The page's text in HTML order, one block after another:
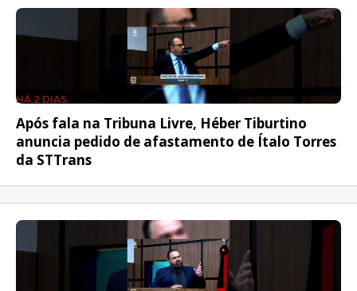
HÁ 2 DIAS
Após fala na Tribuna Livre, Héber Tiburtino
anuncia pedido de afastamento de Ítalo Torres
da STTrans